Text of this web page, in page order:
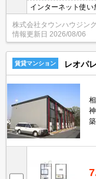
インターネット使
株式会社タウンハウジン
情報更新日 2026/08/06
賃貸マンション レオパ